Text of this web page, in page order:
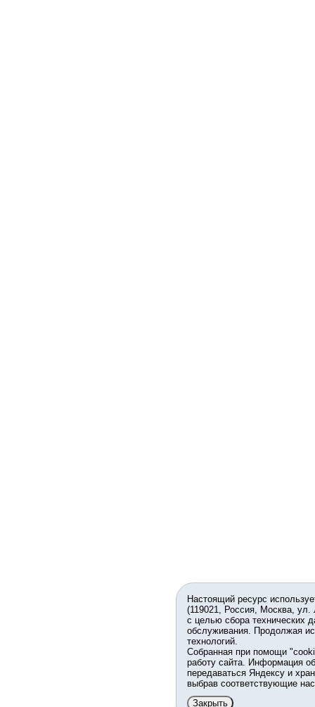
Настоящий ресурс
(119021, Россия, Москва,
с целью сбора технических
обслуживания. Продолжая
технологий.
Собранная при помощи
работу сайта. Информация
передаваться Яндексу и
выбрав соответствующие
Закрыть